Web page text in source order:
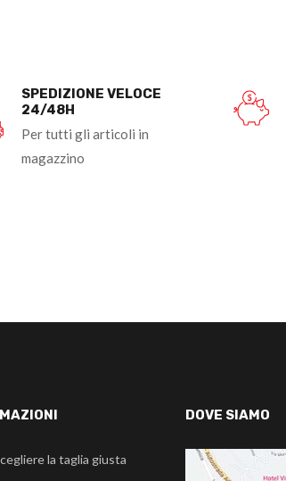
SPEDIZIONE VELOCE
24/48H
Per tutti gli articoli in
magazzino
la taglia giusta
DOVE SIAMO